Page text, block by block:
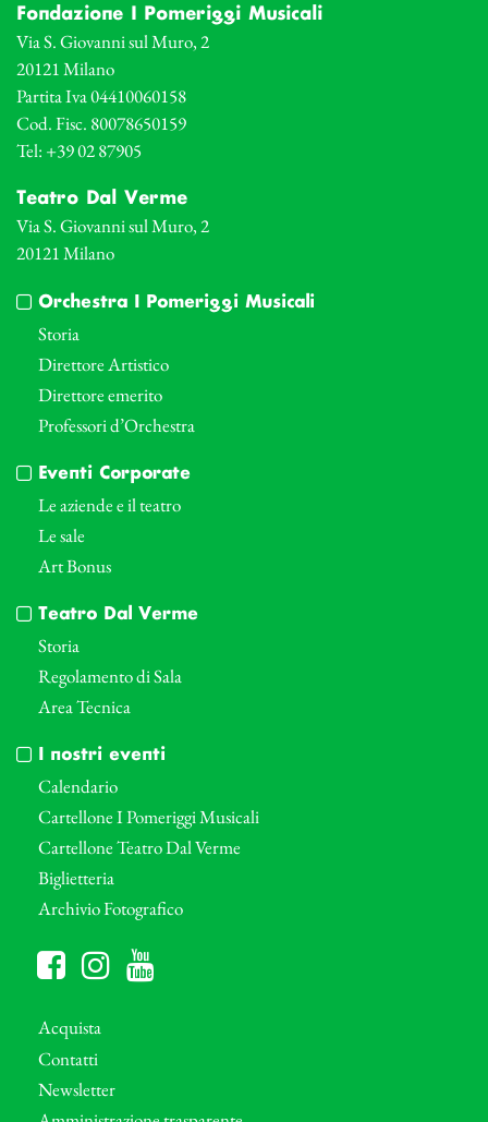
Fondazione I Pomeriggi Musicali
Via S. Giovanni sul Muro, 2
20121 Milano
Partita Iva 04410060158
Cod. Fisc. 80078650159
Tel: +39 02 87905
Teatro Dal Verme
Via S. Giovanni sul Muro, 2
20121 Milano
Orchestra I Pomeriggi Musicali
Storia
Direttore Artistico
Direttore emerito
Professori d’Orchestra
Eventi Corporate
Le aziende e il teatro
Le sale
Art Bonus
Teatro Dal Verme
Storia
Regolamento di Sala
Area Tecnica
I nostri eventi
Calendario
Cartellone I Pomeriggi Musicali
Cartellone Teatro Dal Verme
Biglietteria
Archivio Fotografico
Acquista
Contatti
Newsletter